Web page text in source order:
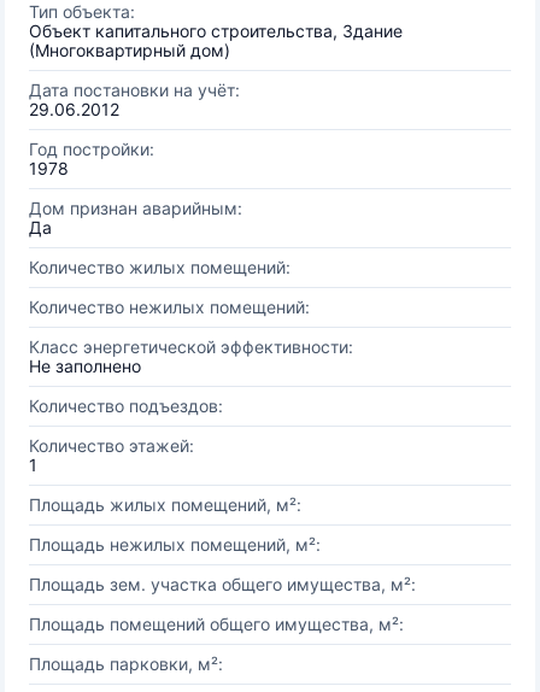
Тип объекта:
Объект капитального строительства, Здание
(Многоквартирный дом)
Дата постановки на учёт:
29.06.2012
Год постройки:
1978
Дом признан аварийным:
Да
Количество жилых помещений:
Количество нежилых помещений:
Класс энергетической эффективности:
Не заполнено
Количество подъездов:
Количество этажей:
1
Площадь жилых помещений, м²:
Площадь нежилых помещений, м²:
Площадь зем. участка общего имущества, м²:
Площадь помещений общего имущества, м²:
Площадь парковки, м²: